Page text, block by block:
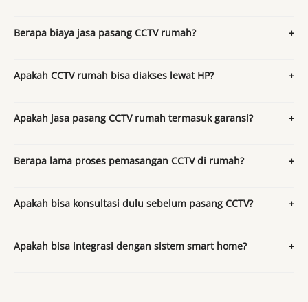
Berapa biaya jasa pasang CCTV rumah?
Apakah CCTV rumah bisa diakses lewat HP?
Apakah jasa pasang CCTV rumah termasuk garansi?
Berapa lama proses pemasangan CCTV di rumah?
Apakah bisa konsultasi dulu sebelum pasang CCTV?
Apakah bisa integrasi dengan sistem smart home?